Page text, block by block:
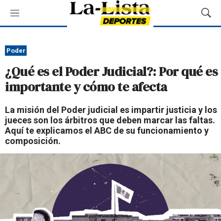
M
e
ú
M
o
a
r
s
q
u
d
a
Poder
¿Qué es el Poder Judicial?: Por qué es
importante y cómo te afecta
La misión del Poder judicial es impartir justicia y los
jueces son los árbitros que deben marcar las faltas.
Aquí te explicamos el ABC de su funcionamiento y
composición.